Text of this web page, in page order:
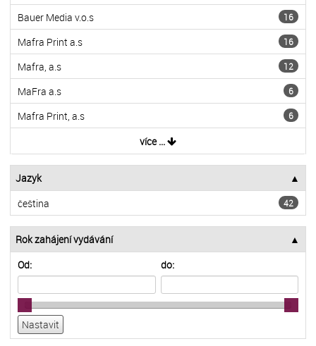
Bauer Media v.o.s 16
Mafra Print a.s 16
Mafra, a.s 12
MaFra a.s 6
Mafra Print, a.s 6
více ...
Jazyk
čeština
42
Rok zahájení vydávání
Od:
do: